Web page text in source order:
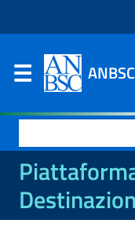
ANBSC
per: